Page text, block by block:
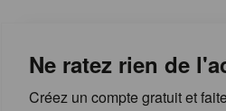
Ne ratez rien de
Créez un compte gratuit et